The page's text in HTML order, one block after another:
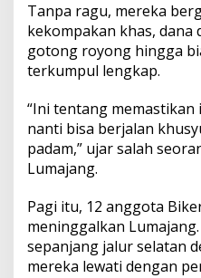
Tanpa ragu, mereka
kekompakan khas, dana
gotong royong hingga
terkumpul lengkap.
“Ini tentang memastikan
nanti bisa berjalan
padam,” ujar salah
Lumajang.
Pagi itu, 12 anggota
meninggalkan
sepanjang jalur selatan
mereka lewati dengan